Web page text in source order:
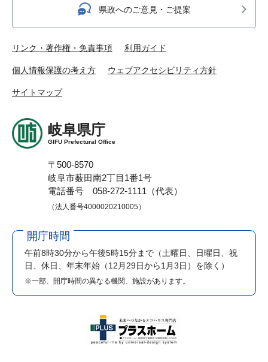
県政へのご意見・ご提案
リンク・著作権・免責事項 利用ガイド
個人情報保護の考え方 ウェブアクセシビリティ方針
サイトマップ
岐阜県庁
GIFU Prefectural Office
〒500-8570
岐阜市薮田南2丁目1番1号
電話番号 058-272-1111（代表）
（法人番号4000020210005）
開庁時間
午前8時30分から午後5時15分まで （土曜日、日曜日、祝
日、休日、年末年始（12月29日から1月3日）を除く）
※一部、開庁時間の異なる機関、施設があります。